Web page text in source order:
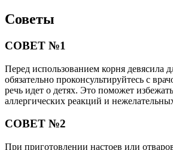
Советы
СОВЕТ №1
Перед использованием корня девясила
обязательно проконсультируйтесь с
речь идет о детях. Это поможет
аллергических реакций и
СОВЕТ №2
При приготовлении настоев или